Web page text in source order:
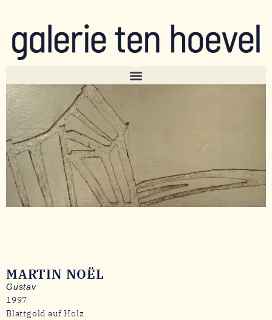
MARTIN NOËL
Gustav
1997
Blattgold auf Holz